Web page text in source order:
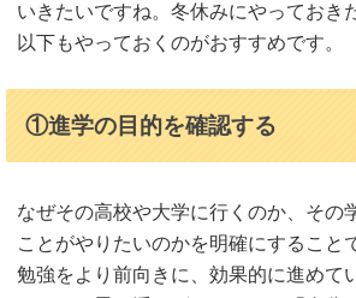
いきたいですね。冬休みにやっておき
以下もやっておくのがおすすめです。
①進学の目的を確認する
なぜその高校や大学に行くのか、その
ことがやりたいのかを明確にすること
勉強をより前向きに、効果的に進めて